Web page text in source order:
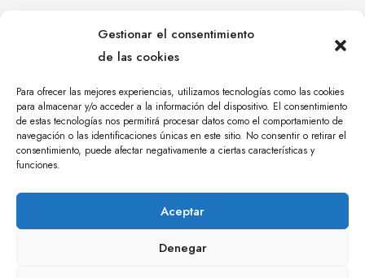
Gestionar el consentimiento
de las cookies
Para ofrecer las mejores experiencias, utilizamos tecnologías como las cookies
para almacenar y/o acceder a la información del dispositivo. El consentimiento
de estas tecnologías nos permitirá procesar datos como el comportamiento de
navegación o las identificaciones únicas en este sitio. No consentir o retirar el
consentimiento, puede afectar negativamente a ciertas características y
funciones.
Aceptar
Denegar
RESERVADOS. AGENCIA DE COMUNICACIÓN
ÁNGULO TRES.